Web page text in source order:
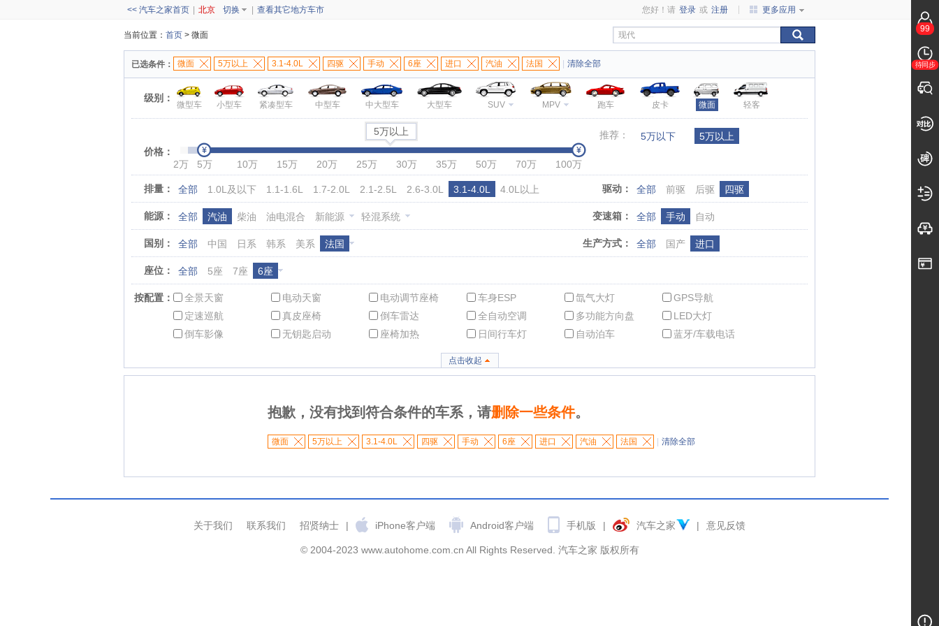
<< 汽车之家首页 北京 切换 查看其它地方车市 更多应用
您好！请 登录 或 注册
当前位置： 首页 > 微面
已选条件： 微面 5万以上 3.1-4.0L 四驱 手动 6座 进口 汽油 法国 清除全部
级别：
微型车 小型车 紧凑型车 中型车 中大型车 大型车 SUV MPV 跑车 皮卡 微面 轻客
价格：
5万以上
2万 5万 10万 15万 20万 25万 30万 35万 50万 70万 100万
推荐： 5万以下 5万以上
排量： 全部 1.0L及以下 1.1-1.6L 1.7-2.0L 2.1-2.5L 2.6-3.0L 3.1-4.0L 4.0L以上 驱动： 全部 前驱 后驱 四驱
能源： 全部 汽油 柴油 油电混合 新能源 轻混系统 变速箱： 全部 手动 自动
国别： 全部 中国 日系 韩系 美系 法国 生产方式： 全部 国产 进口
座位： 全部 5座 7座 6座
按配置： 全景天窗 电动天窗 电动调节座椅 车身ESP 氙气大灯
GPS导航
定速巡航
真皮座椅 倒车雷达 全自动空调 多功能方向盘
LED大灯
倒车影像
无钥匙启动 座椅加热 日间行车灯 自动泊车 蓝牙/车载电话
点击收起
抱歉，没有找到符合条件的车系，请删除一些条件。
微面 5万以上 3.1-4.0L 四驱 手动 6座 进口 汽油 法国 清除全部
关于我们 联系我们 招贤纳士 | iPhone客户端 Android客户端 手机版 | 汽车之家 | 意见反馈
© 2004-2023 www.autohome.com.cn All Rights Reserved. 汽车之家 版权所有
99
待同步